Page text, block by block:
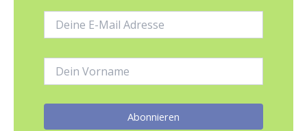
Mail-